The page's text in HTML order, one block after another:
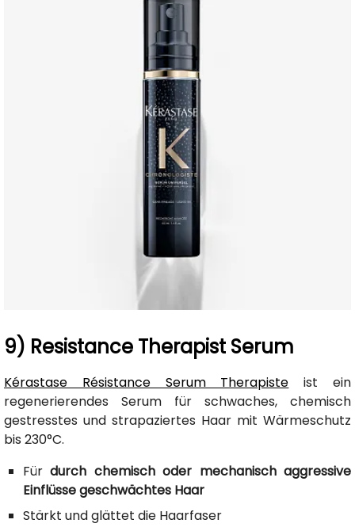
9) Resistance Therapist Serum
Kérastase Résistance Serum Therapiste ist ein
regenerierendes Serum für schwaches, chemisch
gestresstes und strapaziertes Haar mit Wärmeschutz
bis 230°C.
Fürdurch chemisch oder mechanisch aggressive
Einflüsse geschwächtes Haar
Stärkt und glättet die Haarfaser